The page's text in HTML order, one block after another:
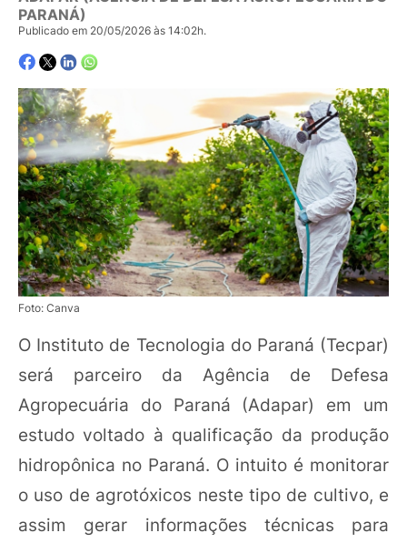
PARANÁ)
Publicado em 20/05/2026 às 14:02h.
Foto: Canva
O Instituto de Tecnologia do Paraná (Tecpar)
será parceiro da Agência de Defesa
Agropecuária do Paraná (Adapar) em um
estudo voltado à qualificação da produção
hidropônica no Paraná. O intuito é monitorar
o uso de agrotóxicos neste tipo de cultivo, e
assim gerar informações técnicas para